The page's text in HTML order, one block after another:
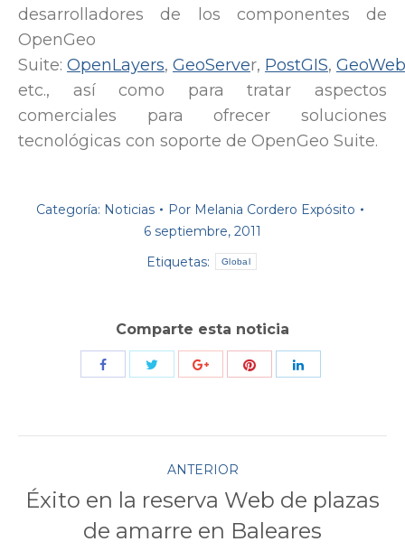
desarrolladores de los componentes de
OpenGeo
Suite: OpenLayers, GeoServer, PostGIS,
etc., así como para tratar aspectos
comerciales para ofrecer soluciones
tecnológicas con soporte de OpenGeo Suite.
Categoría: Noticias Por Melania Cordero Expósito
6 septiembre, 2011
Etiquetas:
Global
Comparte esta noticia
Compartir
Compartir Compartir Compartir
entre
ANTERIOR
anterior:
Éxito en la reserva Web de plazas
de amarre en Baleares